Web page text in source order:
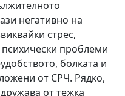
негативно на
стрес,
проблеми
болката и
от СРЧ. Рядко,
от тежка